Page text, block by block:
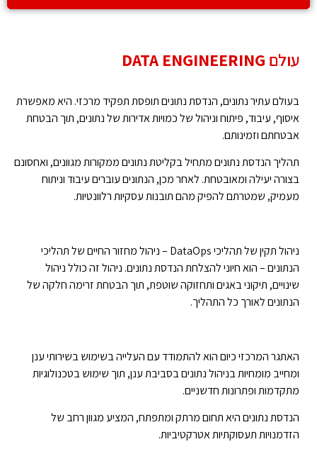
עולם DATA ENGINEERING
בעולם עתיר נתונים, הנדסת נתונים תופסת תפקיד מרכזי. היא מאפשרת
איסוף, עיבוד, פיתוח וניהול של כמויות אדירות של נתונים, תוך הבטחת
אבטחתם וזמינותם.
תהליך הנדסת נתונים מתחיל בקליטת נתונים ממקורות מגוונים, ואחסונם
בצורה יעילה ומאובטחת. לאחר מכן, הנתונים עוברים עיבוד וניתוח
מעמיק, שמטרתם להפיק מהם תובנות עסקיות רלוונטיות.
ניהול תקין של תהליכי DataOps – ניהול מחזור החיים של תהליכי
הנתונים – הוא חיוני להצלחת הנדסת נתונים. ניהול זה כולל ניהול
שינויים, תיקוני באגים ותחזוקה שוטפת, תוך הבטחת זרימה חלקה של
הנתונים לאורך כל התהליך.
האתגר המרכזי כיום הוא להתמודד עם העלייה בשימוש בשירותי ענן
ומחייב מומחיות בניהול נתונים בסביבת ענן, תוך שימוש בטכנולוגיות
מתקדמות ופתרונות חדשניים.
הנדסת נתונים היא תחום מרתק ומתפתח, המציע מגוון רחב של
הזדמנויות תעסוקתיות אטרקטיביות.